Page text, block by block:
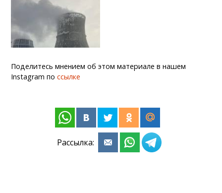
Поделитесь мнением об этом материале в нашем
Instagram поссылке
Рассылка: